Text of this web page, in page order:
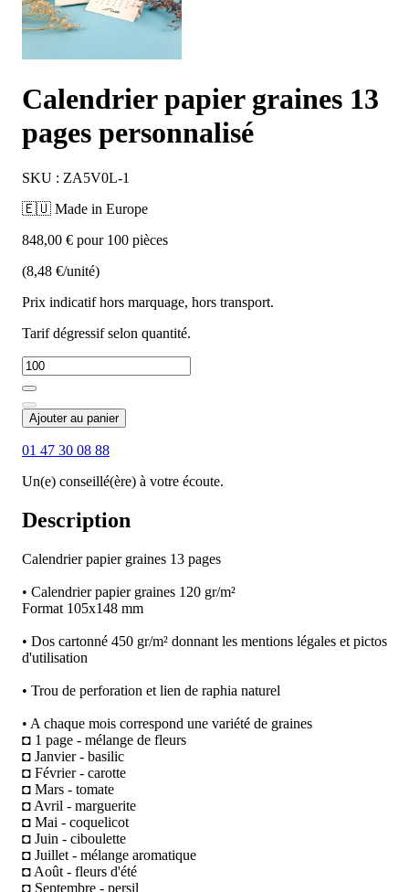
Calendrier papier graines 13
pages personnalisé
SKU : ZA5V0L-1
🇪🇺 Made in Europe
848,00 € pour 100 pièces
(8,48 €/unité)
Prix indicatif hors marquage, hors transport.
Tarif dégressif selon quantité.
Ajouter au panier
01 47 30 08 88
Un(e) conseillé(ère) à votre écoute.
Description
Calendrier papier graines 13 pages
• Calendrier papier graines 120 gr/m²
Format 105x148 mm
• Dos cartonné 450 gr/m² donnant les mentions légales et pictos
d'utilisation
• Trou de perforation et lien de raphia naturel
• A chaque mois correspond une variété de graines
◘ 1 page - mélange de fleurs
◘ Janvier - basilic
◘ Février - carotte
◘ Mars - tomate
◘ Avril - marguerite
◘ Mai - coquelicot
◘ Juin - ciboulette
◘ Juillet - mélange aromatique
◘ Août - fleurs d'été
◘ Septembre - persil